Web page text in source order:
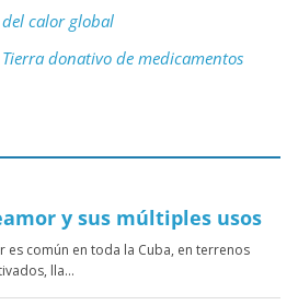
del calor global
donativo de medicamentos